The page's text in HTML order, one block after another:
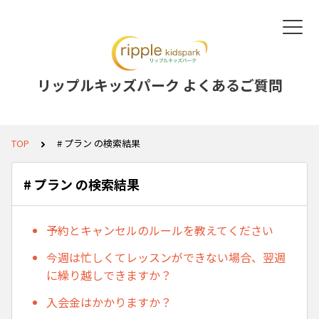
リップルキッズパーク よくあるご質問
TOP # プラン の検索結果
# プラン の検索結果
予約とキャンセルのルールを教えてください
今週は忙しくてレッスンができない場合、翌週
に繰り越しできますか？
入会金はかかりますか？